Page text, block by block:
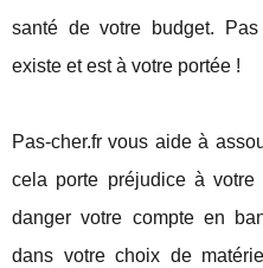
santé de votre budget.
existe et est à votre portée !
Pas-cher.fr vous aide à
cela porte préjudice à
danger votre compte en
dans votre choix de